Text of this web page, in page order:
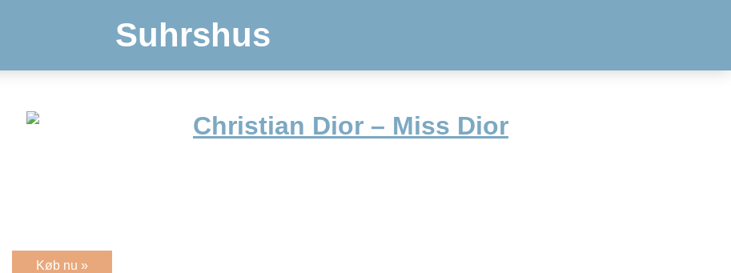
Suhrshus
Christian Dior – Miss Dior
Køb nu »